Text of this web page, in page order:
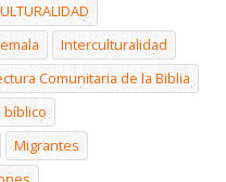
Interculturalidad
Comunitaria de la Biblia
bíblico
Migrantes